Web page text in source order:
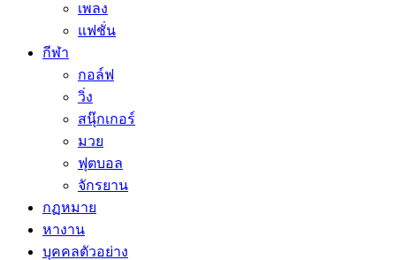
เพลง
แฟชั่น
กีฬา
กอล์ฟ
วิ่ง
สนุ๊กเกอร์
มวย
ฟุตบอล
จักรยาน
กฏหมาย
หางาน
บุคคลตัวอย่าง